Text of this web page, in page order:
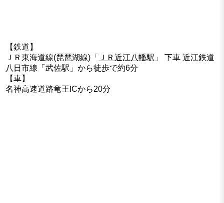
【鉄道】
ＪＲ東海道線(琵琶湖線)「
ＪＲ近江八幡駅 」 下車 近江鉄道
八日市線「武佐駅」から徒歩で約6分
【車】
名神高速道路竜王ICから20分